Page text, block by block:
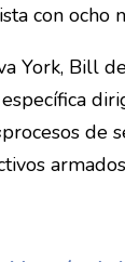
con ocho
York, Bill
de